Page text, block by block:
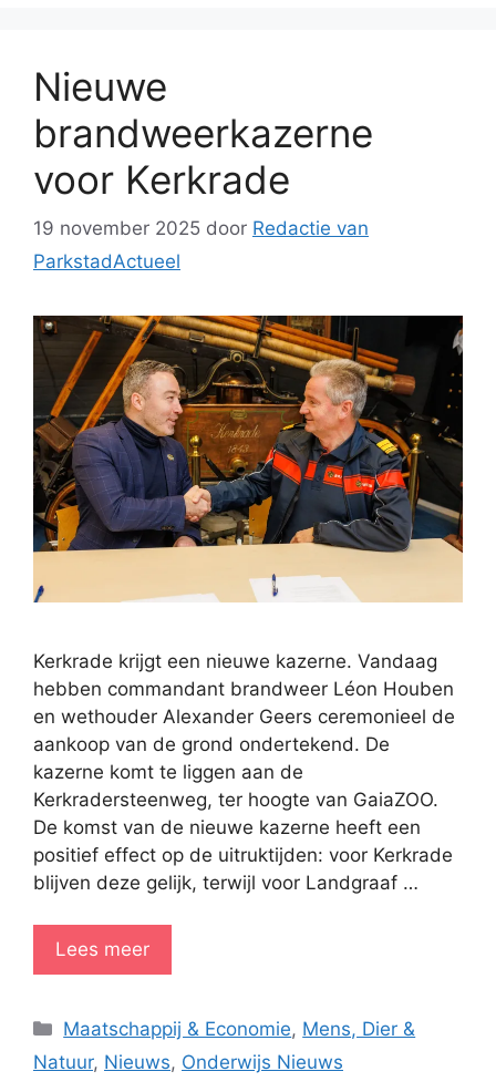
Nieuwe
brandweerkazerne
voor Kerkrade
19 november 2025 door Redactie van
ParkstadActueel
Kerkrade krijgt een nieuwe kazerne. Vandaag
hebben commandant brandweer Léon Houben
en wethouder Alexander Geers ceremonieel de
aankoop van de grond ondertekend. De
kazerne komt te liggen aan de
Kerkradersteenweg, ter hoogte van GaiaZOO.
De komst van de nieuwe kazerne heeft een
positief effect op de uitruktijden: voor Kerkrade
blijven deze gelijk, terwijl voor Landgraaf …
Lees meer
Categorieën
Maatschappij & Economie, Mens, Dier &
Natuur, Nieuws, Onderwijs Nieuws